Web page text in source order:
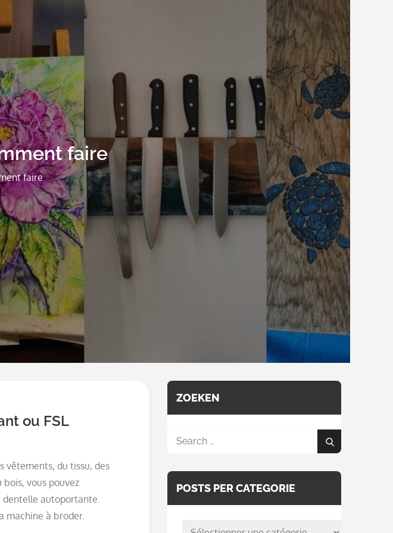
faire
faire
ou FSL
vêtements, du tissu, des
vous pouvez
autoportante.
machine à broder.
ZOEKEN
Search
Search
POSTS PER CATEGORIE
posts